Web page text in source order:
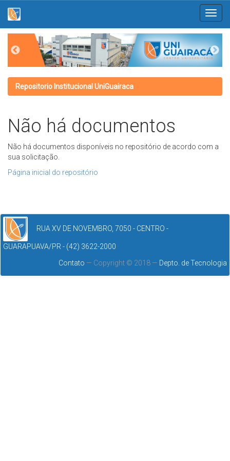
navigation
Repositorio Institucional UniGuairaca
Não há documentos
Não há documentos disponíveis no repositório de acordo com a
sua solicitação.
Página inicial do repositório
RUA XV DE NOVEMBRO, 7050 - CENTRO -
GUARAPUAVA/PR - (42) 3622-2000
Contato — Copyright © 2018 — Depto. de Tecnologia